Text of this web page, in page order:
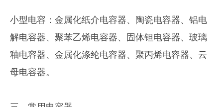
小型电容：金属化纸介电容器、陶瓷电容器、铝电
解电容器、聚苯乙烯电容器、固体钽电容器、玻璃
釉电容器、金属化涤纶电容器、聚丙烯电容器、云
母电容器。